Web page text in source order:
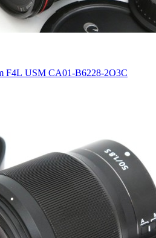
F4L USM CA01-B6228-2O3C